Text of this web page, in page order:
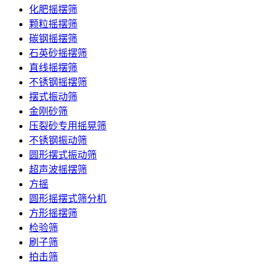
化肥摇摆筛
颗粒摇摆筛
碳钢摇摆筛
石英砂摇摆筛
直线摇摆筛
不锈钢摇摆筛
摆式振动筛
金刚砂筛
压裂砂专用摇晃筛
不锈钢振动筛
圆形摆式振动筛
超声波摇摆筛
方摇
圆形摇摆式筛分机
方形摇摆筛
检验筛
刷子筛
拍击筛